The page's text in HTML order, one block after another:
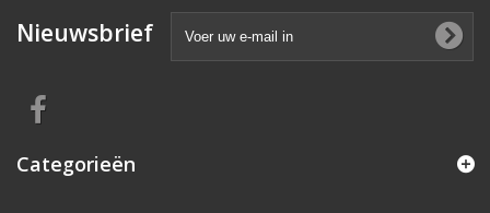
Nieuwsbrief
Categorieën